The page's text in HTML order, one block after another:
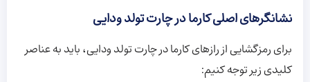
نشانگرهای اصلی کارما در چارت تولد ودایی
برای رمزگشایی از رازهای کارما در چارت تولد ودایی، باید به عناصر
کلیدی زیر توجه کنیم: